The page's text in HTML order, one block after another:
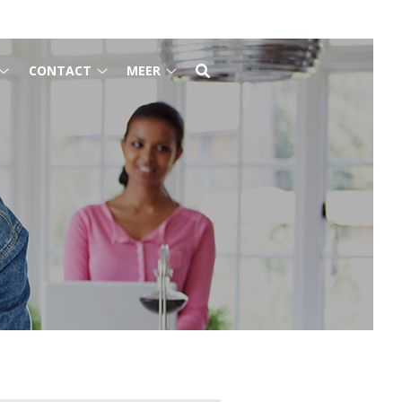
CONTACT
submenu
MEER
Meer
submenu